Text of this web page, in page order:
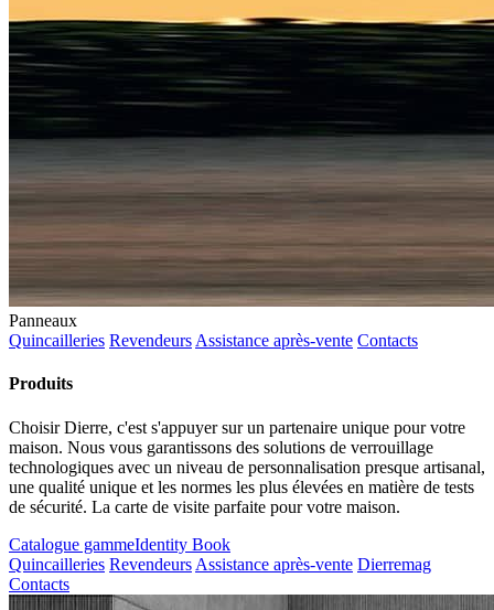
Panneaux
Quincailleries Revendeurs Assistance après-vente Contacts
Produits
Choisir Dierre, c'est s'appuyer sur un partenaire unique pour votre
maison. Nous vous garantissons des solutions de verrouillage
technologiques avec un niveau de personnalisation presque artisanal,
une qualité unique et les normes les plus élevées en matière de tests
de sécurité. La carte de visite parfaite pour votre maison.
Catalogue gammeIdentity Book
Quincailleries Revendeurs Assistance après-vente Dierremag
Contacts